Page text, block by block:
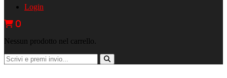
Login
0
Nessun prodotto nel carrello.